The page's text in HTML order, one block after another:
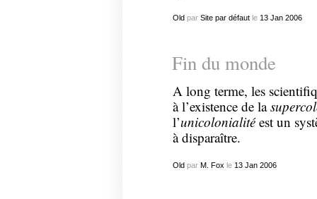
Old par Site par défautle 13 Jan 2006
Fin du monde
A long terme, les
à l’existence de la
l’unicolonialitéest un
à disparaître.
Old par M. Fox le 13 Jan 2006